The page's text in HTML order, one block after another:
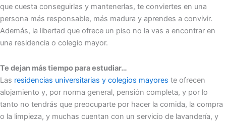
que cuesta conseguirlas y mantenerlas, te conviertes en una
persona más responsable, más madura y aprendes a convivir.
Además, la libertad que ofrece un piso no la vas a encontrar en
una residencia o colegio mayor.
Te dejan más tiempo para estudiar…
Las residencias universitarias y colegios mayores te ofrecen
alojamiento y, por norma general, pensión completa, y por lo
tanto no tendrás que preocuparte por hacer la comida, la compra
o la limpieza, y muchas cuentan con un servicio de lavandería, y